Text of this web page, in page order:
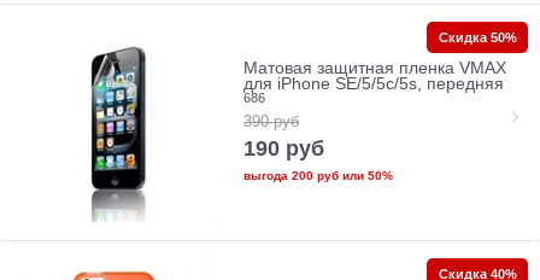
Матовая защитная пленка VMAX
для iPhone SE/5/5c/5s, передняя
686
390 руб
190 руб
выгода 200 рубили 50%
Скидка 50%
Скидка 40%